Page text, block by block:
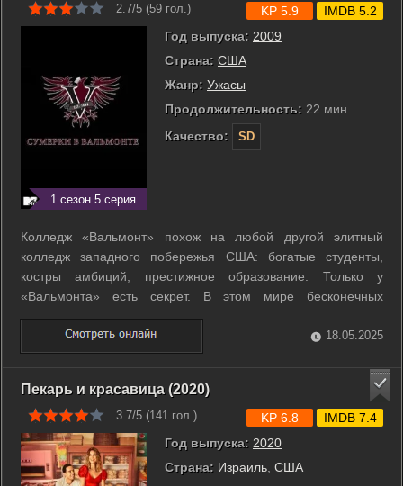
2.7/5 (59 гол.)
1 сезон 5 серия
Год выпуска: 2009
Страна: США
Жанр: Ужасы
Продолжительность: 22 мин
Качество:
SD
KP 5.9 IMDB 5.2
Колледж «Вальмонт» похож на любой другой элитный
колледж западного побережья США: богатые студенты,
костры амбиций, престижное образование. Только у
«Вальмонта» есть секрет. В этом мире бесконечных
привилегий и абсолютной власти девушке по имени Софи
Филдс полиция сообщает о том, что обнаружила тело ее
брата Эрика Грацена. Вскоре Софи понимает, ...
18.05.2025
Пекарь и красавица (2020)
3.7/5 (141 гол.)
Год выпуска: 2020
Страна: Израиль, США
KP 6.8 IMDB 7.4